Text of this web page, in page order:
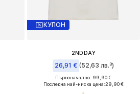
КУПОН
2NDDAY
26,91 € (52,63 лв.³)
Първоначално: 99,90 €
Последна най-ниска цена:29,90 €